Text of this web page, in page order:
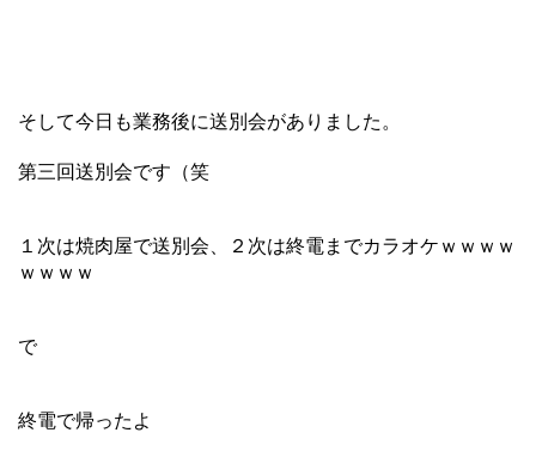
そして今日も業務後に送別会がありました。
第三回送別会です（笑
１次は焼肉屋で送別会、２次は終電までカラオケｗｗｗｗ
ｗｗｗｗ
で
終電で帰ったよ